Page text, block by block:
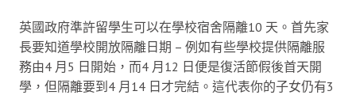
英國政府準許留學生可以在學校宿舍隔離10 天。首先家
長要知道學校開放隔離日期 – 例如有些學校提供隔離服
務由4 月5 日開始，而4 月12 日便是復活節假後首天開
學，但隔離要到4 月14 日才完結。這代表你的子女仍有3